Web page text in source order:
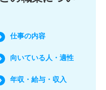
仕事の内容
向いている人・適性
年収・給与・収入